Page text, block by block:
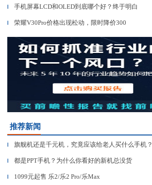
▎ 手机屏幕LCD和OLED到底哪个好？终于明白
▎ 荣耀V30Pro价格出现松动，限时降价300
推荐新闻
▎ 旗舰机还是千元机，究竟应该给老人买什么手机？
▎ 都是PPT手机？为什么你看好的新机总没货
▎ 1099元起售 乐2/乐2 Pro/乐Max